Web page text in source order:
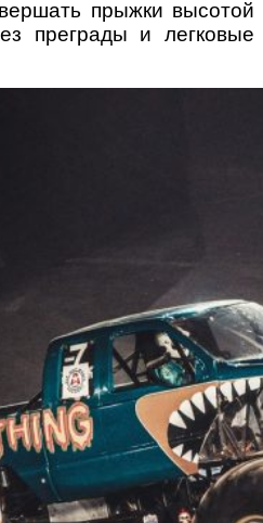
прыжки высотой
преграды и легковые